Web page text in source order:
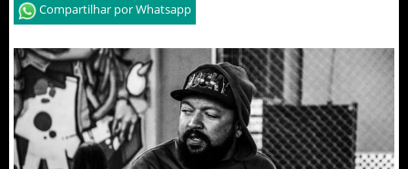
Compartilhar por Whatsapp